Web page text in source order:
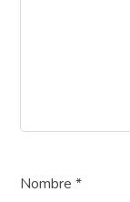
Nombre*